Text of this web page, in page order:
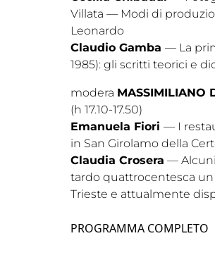
Villata — Modi di
Leonardo
Claudio Gamba — La
1985): gli scritti teorici e
modera MASSIMILIANO
(h 17.10-17.50)
Emanuela Fiori — I
in San Girolamo della
Claudia Crosera — Alcuni
tardo quattrocentesca
Trieste e attualmente
PROGRAMMA COMPLETO